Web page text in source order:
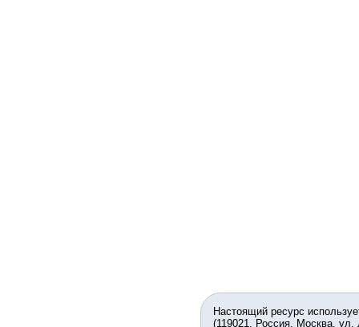
Настоящий ресурс
(119021, Россия, Москва,